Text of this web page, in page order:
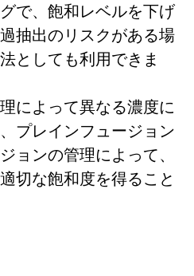
で、飽和レベルを下げ
抽出のリスクがある場
としても利用できま
によって異なる濃度に
プレインフュージョン
ョンの管理によって、
切な飽和度を得ること